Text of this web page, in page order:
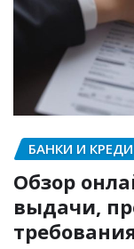
БАНКИ И
Обзор
выдачи,